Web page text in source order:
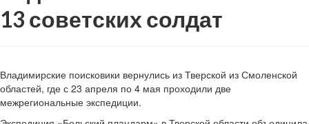
13 советских солдат
Владимирские поисковики вернулись из Тверской из Смоленской
областей, где с 23 апреля по 4 мая проходили две
межрегиональные экспедиции.